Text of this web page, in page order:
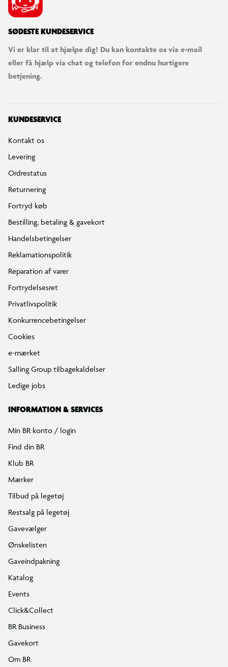
SØDESTE KUNDESERVICE
Vi er klar til at hjælpe dig! Du kan kontakte os via e-mail
eller få hjælp via chat og telefon for endnu hurtigere
betjening.
KUNDESERVICE
Kontakt os
Levering
Ordrestatus
Returnering
Fortryd køb
Bestilling, betaling & gavekort
Handelsbetingelser
Reklamationspolitik
Reparation af varer
Fortrydelsesret
Privatlivspolitik
Konkurrencebetingelser
Cookies
e-mærket
Salling Group tilbagekaldelser
Ledige jobs
INFORMATION & SERVICES
Min BR konto / login
Find din BR
Klub BR
Mærker
Tilbud på legetøj
Restsalg på legetøj
Gavevælger
Ønskelisten
Gaveindpakning
Katalog
Events
Click&Collect
BR Business
Gavekort
Om BR